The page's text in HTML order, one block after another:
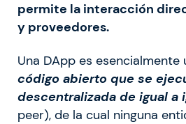
permite la interacción
y proveedores.
Una DApp es esencialmente
código abierto que se
descentralizada de igual a
peer), de la cual ninguna